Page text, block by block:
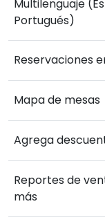
Multilenguaje
Portugués)
Reservaciones
Mapa de mesas
Agrega
Reportes de
más